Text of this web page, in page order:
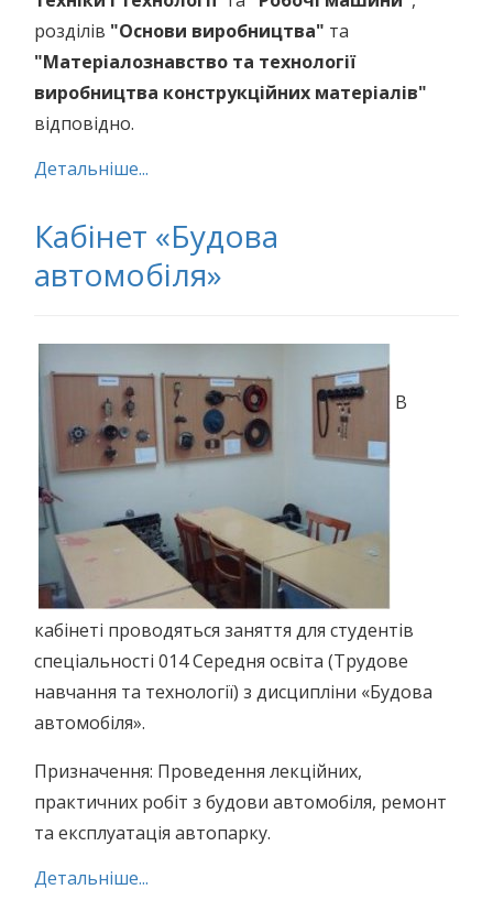
розділів "Основи виробництва" та
"Матеріалознавство та технології
виробництва конструкційних матеріалів"
відповідно.
Детальніше...
Кабінет «Будова
автомобіля»
В
кабінеті проводяться заняття для студентів
спеціальності 014 Середня освіта (Трудове
навчання та технології) з дисципліни «Будова
автомобіля».
Призначення: Проведення лекційних,
практичних робіт з будови автомобіля, ремонт
та експлуатація автопарку.
Детальніше...